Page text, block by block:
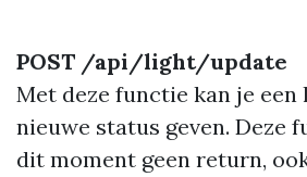
POST /api/light/update
Met deze functie kan je een
nieuwe status geven. Deze
dit moment geen return,